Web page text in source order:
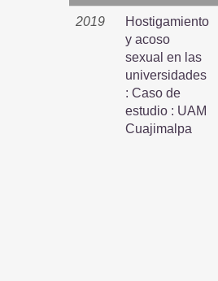
2019
Hostigamiento
y acoso
sexual en las
universidades
: Caso de
estudio : UAM
Cuajimalpa